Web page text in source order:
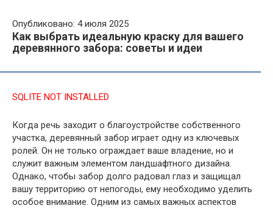
Опубликовано: 4 июля 2025
Как выбрать идеальную краску для вашего
деревянного забора: советы и идеи
SQLITE NOT INSTALLED
Когда речь заходит о благоустройстве собственного
участка, деревянный забор играет одну из ключевых
ролей. Он не только ограждает ваше владение, но и
служит важным элементом ландшафтного дизайна.
Однако, чтобы забор долго радовал глаз и защищал
вашу территорию от непогоды, ему необходимо уделить
особое внимание. Одним из самых важных аспектов